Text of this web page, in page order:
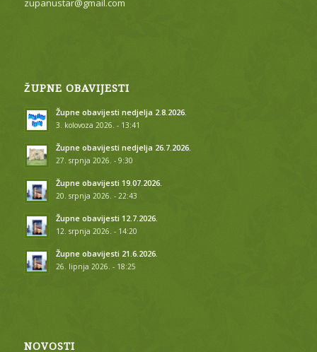
zupanustar@gmail.com
ŽUPNE OBAVIJESTI
Župne obavijesti nedjelja 2.8.2026.
3. kolovoza 2026. - 13:41
Župne obavijesti nedjelja 26.7.2026.
27. srpnja 2026. - 9:30
Župne obavijesti 19.07.2026.
20. srpnja 2026. - 22:43
Župne obavijesti 12.7.2026.
12. srpnja 2026. - 14:20
Župne obavijesti 21.6.2026.
26. lipnja 2026. - 18:25
NOVOSTI